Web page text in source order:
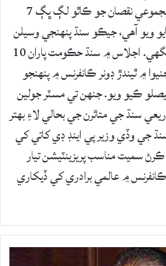
جي وڏي وزير چيو ته مجموعي نقصان جو ڪاٿو لڳ ڀڳ 7
لڳايو ويو آهي، جيڪو سنڌ پنهنجي وسيلن
سان پورو نٿي ڪري سگهي. اجلاس ۾ سنڌ حڪومت پاران 10
۾ ٿيندڙ ڊونر ڪانفرنس ۾ پنهنجو
ڪيو ويو. جنهن تي مسٽر جولين
سنڌ جي متاثرن جي بحالي لاءِ بهتر
جي وڏي وزير پي اينڊ ڊي کاتي کي
سميت مناسب پريزينٽيشن تيار
۾ عالمي برادري کي ڏيکاري